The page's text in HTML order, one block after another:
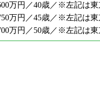
万円／40歳／※左記は
万円／45歳／※左記は
万円／50歳／※左記は